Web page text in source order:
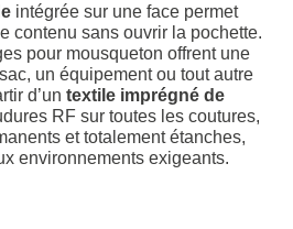
intégrée sur une face permet
contenu sans ouvrir la pochette.
pour mousqueton offrent une
un équipement ou tout autre
d’un textile imprégné de
RF sur toutes les coutures,
et totalement étanches,
environnements exigeants.